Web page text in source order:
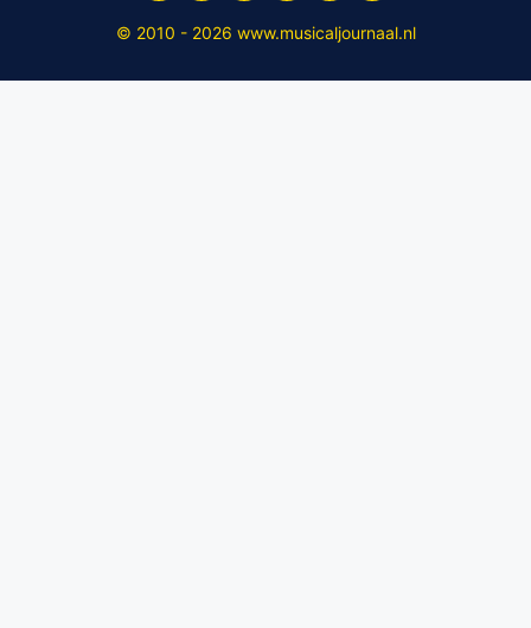
© 2010 - 2026 www.musicaljournaal.nl